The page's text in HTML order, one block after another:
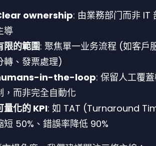
ownership: 由業務部门而非 IT
導
限的範圍: 聚焦單一业务流程 (如客戶
轉、發票處理)
in-the-loop: 保留人工覆
，而非完全自動化
量化的 KPI: 如 TAT (Turnaround
短 50%、錯誤率降低 90%